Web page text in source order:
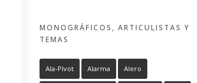
MONOGRÁFICOS, ARTICULISTAS Y
TEMAS
Ala-Pívot Alarma Alero